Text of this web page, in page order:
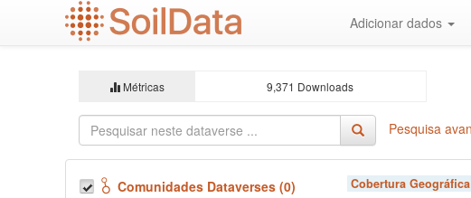
Adicionar dados
Métricas 9,371 Downloads
Pesquisa
Comunidades Dataverses (0)
Cobertura